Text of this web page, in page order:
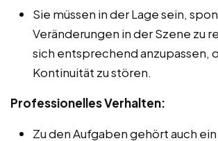
Sie müssen in der Lage sein,
Veränderungen in der Szene zu
sich entsprechend anzupassen,
Kontinuität zu stören.
Professionelles Verhalten:
Zu den Aufgaben gehört auch ein